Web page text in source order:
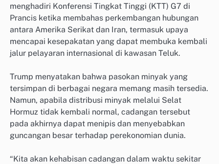
menghadiri Konferensi Tingkat Tinggi (KTT) G7 di
Prancis ketika membahas perkembangan hubungan
antara Amerika Serikat dan Iran, termasuk upaya
mencapai kesepakatan yang dapat membuka kembali
jalur pelayaran internasional di kawasan Teluk.
Trump menyatakan bahwa pasokan minyak yang
tersimpan di berbagai negara memang masih tersedia.
Namun, apabila distribusi minyak melalui Selat
Hormuz tidak kembali normal, cadangan tersebut
pada akhirnya dapat menipis dan menyebabkan
guncangan besar terhadap perekonomian dunia.
“Kita akan kehabisan cadangan dalam waktu sekitar